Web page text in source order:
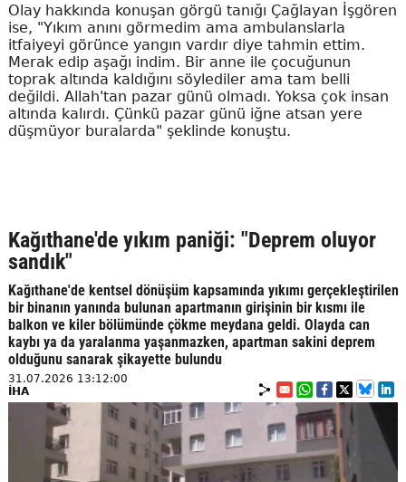
Olay hakkında konuşan görgü tanığı Çağlayan İşgören
ise, "Yıkım anını görmedim ama ambulanslarla
itfaiyeyi görünce yangın vardır diye tahmin ettim.
Merak edip aşağı indim. Bir anne ile çocuğunun
toprak altında kaldığını söylediler ama tam belli
değildi. Allah'tan pazar günü olmadı. Yoksa çok insan
altında kalırdı. Çünkü pazar günü iğne atsan yere
düşmüyor buralarda" şeklinde konuştu.
Kağıthane'de yıkım paniği: "Deprem oluyor
sandık"
Kağıthane'de kentsel dönüşüm kapsamında yıkımı gerçekleştirilen
bir binanın yanında bulunan apartmanın girişinin bir kısmı ile
balkon ve kiler bölümünde çökme meydana geldi. Olayda can
kaybı ya da yaralanma yaşanmazken, apartman sakini deprem
olduğunu sanarak şikayette bulundu
31.07.2026 13:12:00
İHA